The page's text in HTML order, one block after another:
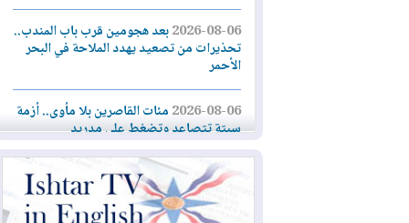
2026-08-06بعد هجومين قرب باب المندب..
تحذيرات من تصعيد يهدد الملاحة في البحر
الأحمر
2026-08-06مئات القاصرين بلا مأوى.. أزمة
سبتة تتصاعد وتضغط على مدريد
2026-08-05
لمدة عام.. بدء توريد 100
مليون قدم مكعب يومياً من غاز كورمور في
إقليم كوردستان إلى وزارة الكهرباء العراقية